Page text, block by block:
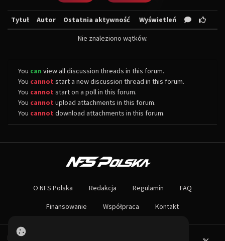
Tytuł Autor Ostatnia aktywność Wyświetleń
Nie znaleziono wątków.
You can view all discussion threads in this forum.
You cannot start a new discussion thread in this forum.
You cannot start on a poll in this forum.
You cannot upload attachments in this forum.
You cannot download attachments in this forum.
Największa społeczność Need for Speed w Polsce! Znajdziesz u nas
Nie czekaj dłużej - wstąp do naszej społeczności! Czekamy na ciebie!
O NFS Polska Redakcja Regulamin FAQ
Finansowanie Współpraca Kontakt
Powered by PHP-Fusion.